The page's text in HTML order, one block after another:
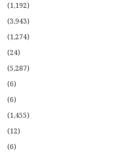
(1،192)
(3،943)
(1،274)
(24)
(5،287)
(6)
(6)
(1،455)
(12)
(6)